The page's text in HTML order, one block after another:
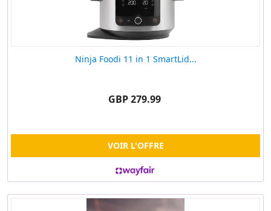
Ninja Foodi 11 in 1 SmartLid...
GBP 279.99
VOIR L'OFFRE